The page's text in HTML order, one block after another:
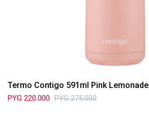
Termo Contigo 591ml Pink Lemonade
PYG 220.000 PYG 275.000